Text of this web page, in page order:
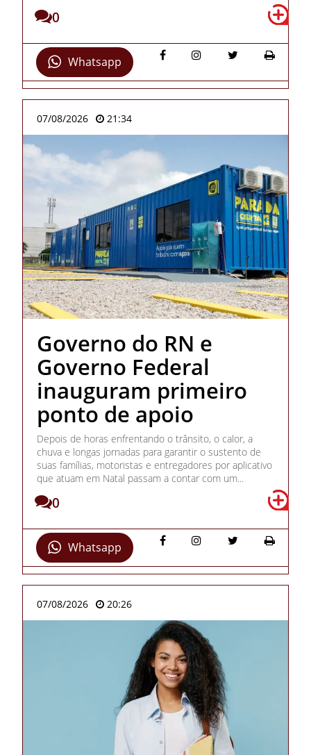
0
Whatsapp
07/08/2026 21:34
Governo do RN e
Governo Federal
inauguram primeiro
ponto de apoio
Depois de horas enfrentando o trânsito, o calor, a
chuva e longas jornadas para garantir o sustento de
suas famílias, motoristas e entregadores por aplicativo
que atuam em Natal passam a contar com um...
0
Whatsapp
07/08/2026 20:26